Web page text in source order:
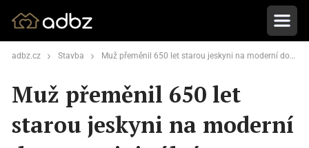
adbz.cz Stavba Muž přeměnil 650 let starou jeskyni na moderní domov originálním způsobem. Kdejaký milionář by mu mohl závidět
Muž přeměnil 650 let
starou jeskyni na moderní